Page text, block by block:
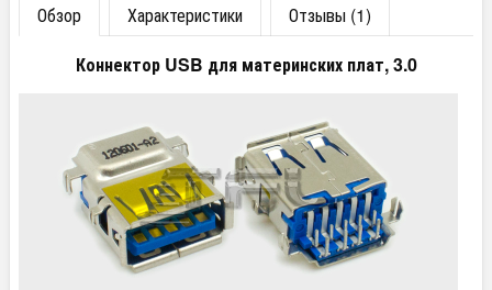
Обзор Характеристики
Отзывы (1)
Коннектор USB для материнских плат, 3.0